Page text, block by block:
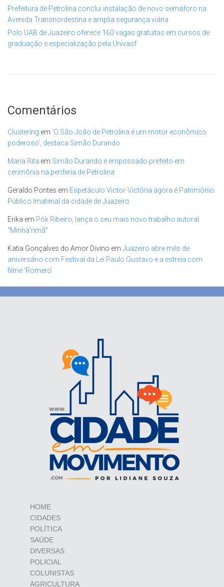
Prefeitura de Petrolina conclui instalação de novo semáforo na
Avenida Transnordestina e amplia segurança viária
Polo UAB de Juazeiro oferece 160 vagas gratuitas em cursos de
graduação e especialização pela Univasf
Comentários
Clustering em ‘O São João de Petrolina é um motor econômico
poderoso’, destaca Simão Durando
Maria Rita em Simão Durando é empossado prefeito em
cerimônia na periferia de Petrolina
Geraldo Pontes em Espetáculo Victor-Victória agora é Patrimônio
Público Imaterial da cidade de Juazeiro
Erika em Pók Ribeiro, lança o seu mais novo trabalho autoral
“Minha’rimã”
Katia Gonçalves do Amor Divino em Juazeiro abre mês de
aniversário com Festival da Lei Paulo Gustavo e a estreia com
filme ‘Romero’
HOME
CIDADES
POLÍTICA
SAÚDE
DIVERSAS
POLICIAL
COLUNISTAS
AGRICULTURA